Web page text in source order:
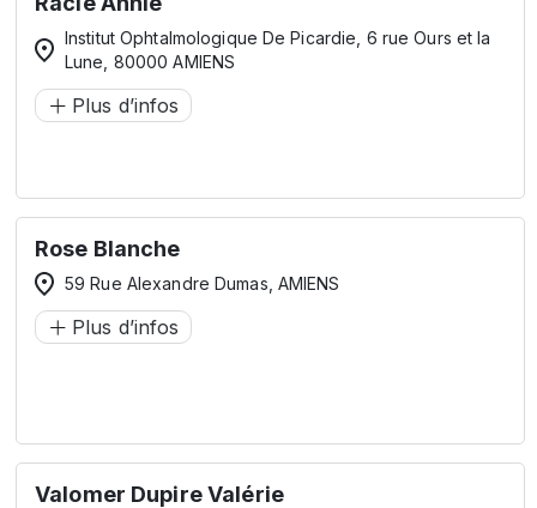
Institut Ophtalmologique De Picardie, 6 rue Ours et la
Lune, 80000 AMIENS
Plus d’infos
Rose Blanche
59 Rue Alexandre Dumas, AMIENS
Plus d’infos
Valomer Dupire Valérie